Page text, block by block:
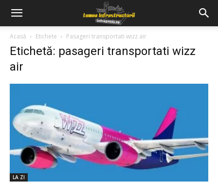
Acasă Etichete Pasageri transportati wizz air
Etichetă: pasageri transportati wizz
air
LA ZI